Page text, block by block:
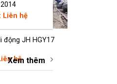
2014
Liên hệ
Xem thêm
động JH HGY17
hệ